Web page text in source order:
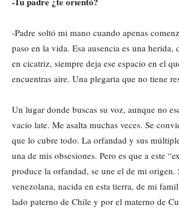
-Padre soltó mi mano cuando apenas
paso en la vida. Esa ausencia es una herida,
en cicatriz, siempre deja ese espacio en el
encuentras aire. Una plegaria que no tiene
Un lugar donde buscas su voz, aunque no
vacío late. Me asalta muchas veces. Se
que lo cubre todo. La orfandad y sus
una de mis obsesiones. Pero es que a este
produce la orfandad, se une el de mi origen.
venezolana, nacida en esta tierra, de mi
lado paterno de Chile y por el materno de